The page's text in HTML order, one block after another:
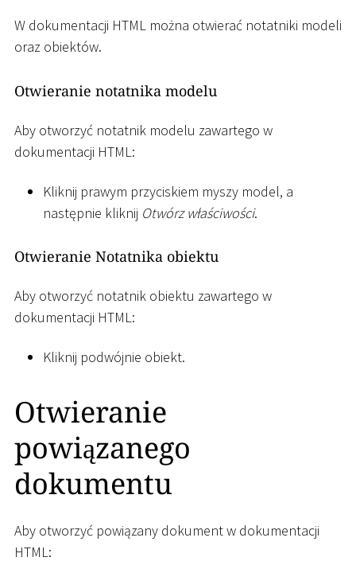
W dokumentacji HTML można otwierać notatniki modeli
oraz obiektów.
Otwieranie notatnika modelu
Aby otworzyć notatnik modelu zawartego w
dokumentacji HTML:
Kliknij prawym przyciskiem myszy model, a
następnie kliknij Otwórz właściwości.
Otwieranie Notatnika obiektu
Aby otworzyć notatnik obiektu zawartego w
dokumentacji HTML:
Kliknij podwójnie obiekt.
Otwieranie
powiązanego
dokumentu
Aby otworzyć powiązany dokument w dokumentacji
HTML: